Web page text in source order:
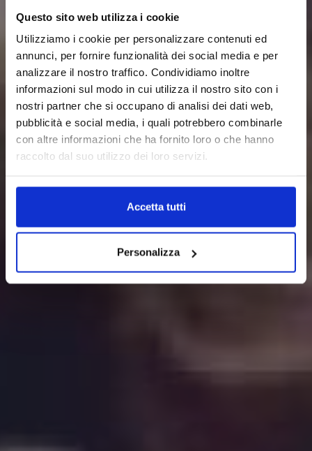
Questo sito web utilizza i cookie
Utilizziamo i cookie per personalizzare contenuti ed
annunci, per fornire funzionalità dei social media e per
analizzare il nostro traffico. Condividiamo inoltre
informazioni sul modo in cui utilizza il nostro sito con i
nostri partner che si occupano di analisi dei dati web,
pubblicità e social media, i quali potrebbero combinarle
con altre informazioni che ha fornito loro o che hanno
raccolto dal suo utilizzo dei loro servizi.
Accetta tutti
Personalizza